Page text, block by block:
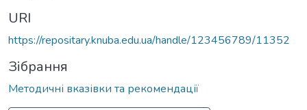
URI
https://repositary.knuba.edu.ua/handle/123456789/11352
Зібрання
Методичні вказівки та рекомендації